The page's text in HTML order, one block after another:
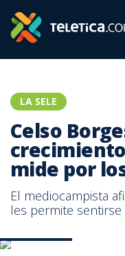
LA SELE
Celso
mide por
El mediocampista
les permite